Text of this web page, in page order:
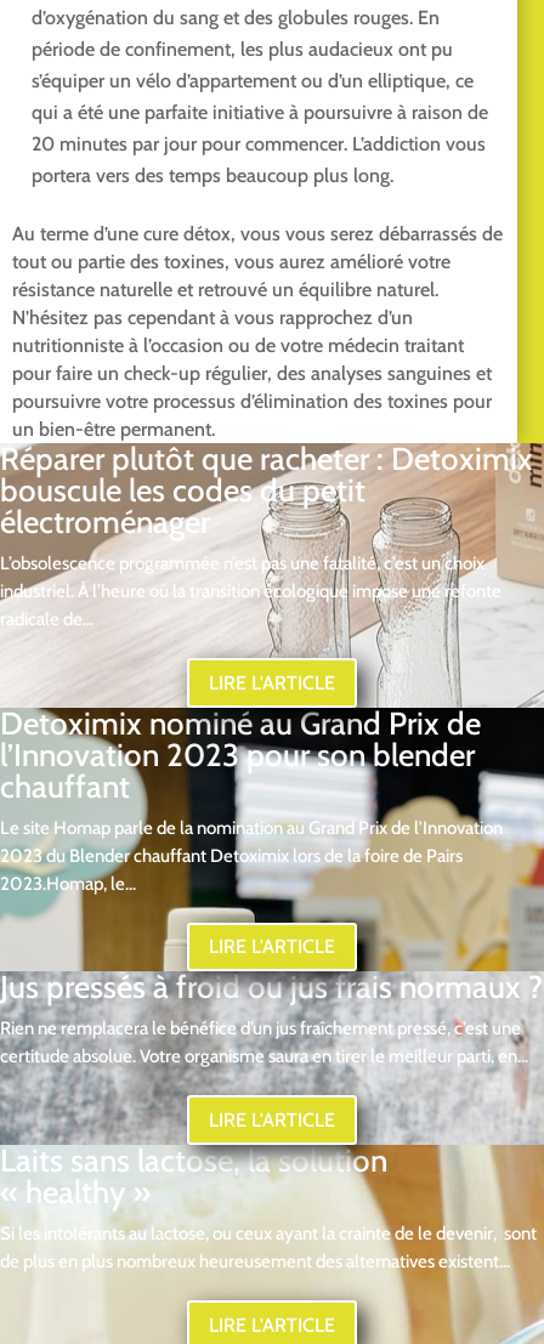
d’oxygénation du sang et des globules rouges. En
période de confinement, les plus audacieux ont pu
s’équiper un vélo d’appartement ou d’un elliptique, ce
qui a été une parfaite initiative à poursuivre à raison de
20 minutes par jour pour commencer. L’addiction vous
portera vers des temps beaucoup plus long.
Au terme d’une cure détox, vous vous serez débarrassés de
tout ou partie des toxines, vous aurez amélioré votre
résistance naturelle et retrouvé un équilibre naturel.
N’hésitez pas cependant à vous rapprochez d’un
nutritionniste à l’occasion ou de votre médecin traitant
pour faire un check-up régulier, des analyses sanguines et
poursuivre votre processus d’élimination des toxines pour
un bien-être permanent.
Réparer plutôt que racheter : Detoximix
bouscule les codes du petit
électroménager
L’obsolescence programmée n’est pas une fatalité, c’est un choix
industriel. À l’heure où la transition écologique impose une refonte
radicale de...
LIRE L'ARTICLE
Detoximix nominé au Grand Prix de
l’Innovation 2023 pour son blender
chauffant
Le site Homap parle de la nomination au Grand Prix de l'Innovation
2023 du Blender chauffant Detoximix lors de la foire de Pairs
2023.Homap, le...
LIRE L'ARTICLE
Jus pressés à froid ou jus frais normaux ?
Rien ne remplacera le bénéfice d’un jus fraîchement pressé, c’est une
certitude absolue. Votre organisme saura en tirer le meilleur parti, en...
LIRE L'ARTICLE
Laits sans lactose, la solution
« healthy »
Si les intolérants au lactose, ou ceux ayant la crainte de le devenir, sont
de plus en plus nombreux heureusement des alternatives existent...
LIRE L'ARTICLE